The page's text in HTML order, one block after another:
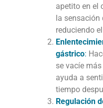
apetito en el
la sensación
reduciendo
gástrico:
se vacíe
ayuda a
tiempo
Regulación